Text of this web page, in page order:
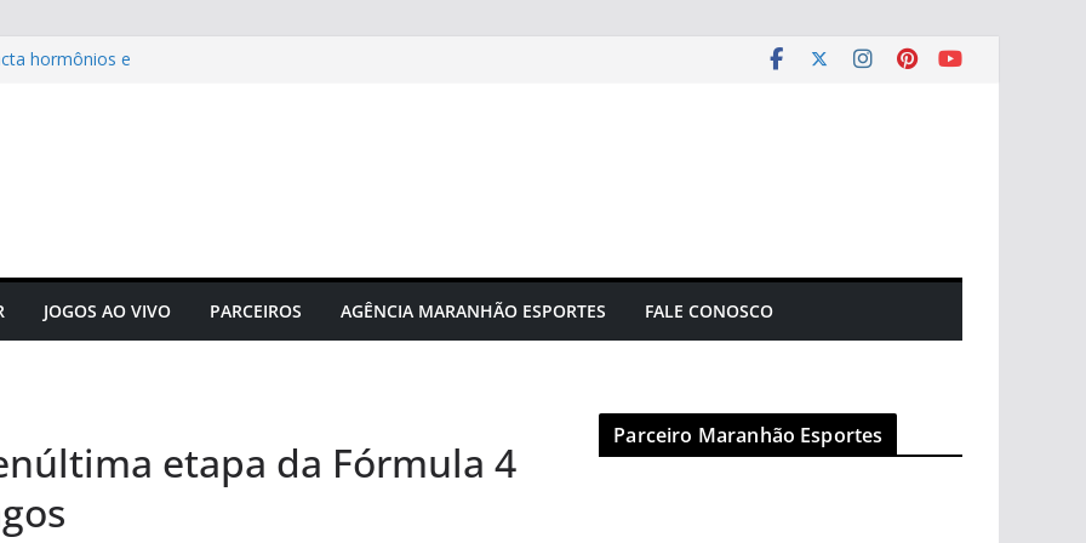
hormônios e
a correr
sobre Assembleia
JOGOS AO VIVO PARCEIROS AGÊNCIA MARANHÃO ESPORTES FALE CONOSCO
etapa da Fórmula 4
Parceiro Maranhão Esportes